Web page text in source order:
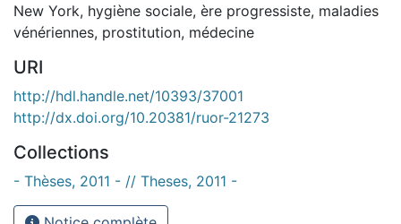
New York, hygiène sociale, ère progressiste, maladies
vénériennes, prostitution, médecine
URI
http://hdl.handle.net/10393/37001
http://dx.doi.org/10.20381/ruor-21273
Collections
- Thèses, 2011 - // Theses, 2011 -